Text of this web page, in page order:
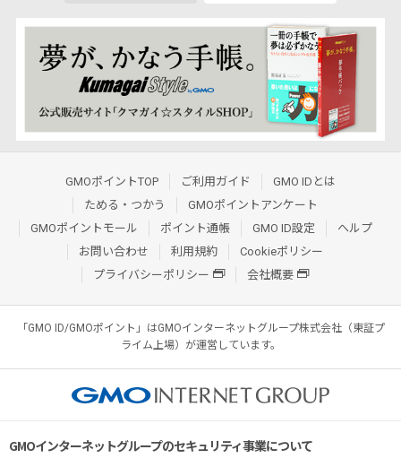
GMOポイントTOP ご利用ガイド
GMO IDとは
ためる・つかう
GMOポイントアンケート
GMOポイントモール
ポイント通帳 GMO ID設定
ヘルプ
お問い合わせ
利用規約
Cookieポリシー
プライバシーポリシー
会社概要
「GMO ID/GMOポイント」はGMOインターネットグループ株式会社（東証プ
ライム上場）が運営しています。
GMOインターネットグループのセキュリティ事業について